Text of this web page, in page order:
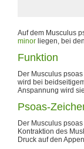
Auf dem Musculus
minor liegen, bei
Funktion
Der Musculus
wird bei
Anspannung wird
Psoas-
Der Musculus
Kontraktion des
Druck auf den